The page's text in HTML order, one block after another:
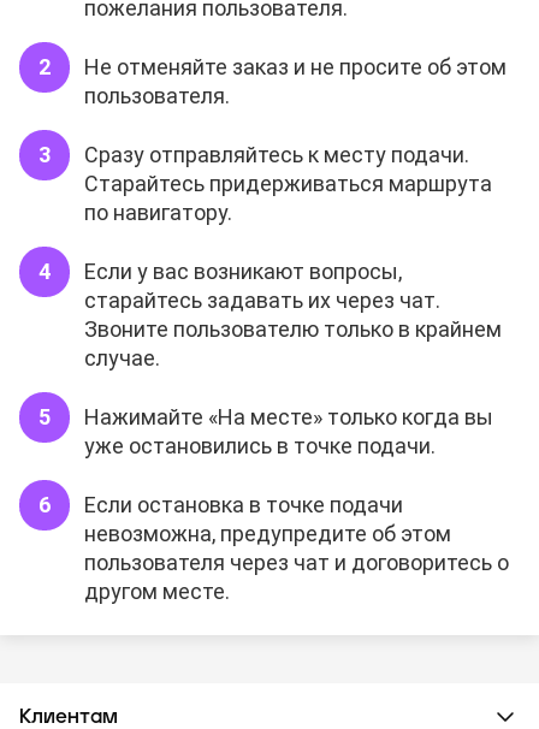
пожелания пользователя.
Не отменяйте заказ и не просите об этом
пользователя.
Сразу отправляйтесь к месту подачи.
Старайтесь придерживаться маршрута
по навигатору.
Если у вас возникают вопросы,
старайтесь задавать их через чат.
Звоните пользователю только в крайнем
случае.
Нажимайте «На месте» только когда вы
уже остановились в точке подачи.
Если остановка в точке подачи
невозможна, предупредите об этом
пользователя через чат и договоритесь о
другом месте.
Клиентам